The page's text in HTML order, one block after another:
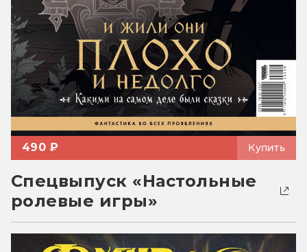
490 ₽ Купить
Спецвыпуск «Настольные
ролевые игры»